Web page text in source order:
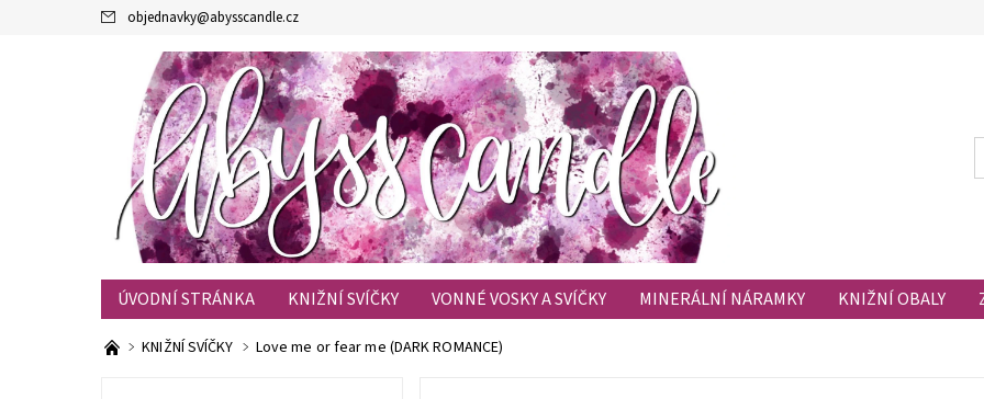
objednavky@abysscandle.cz
ÚVODNÍ STRÁNKA KNIŽNÍ SVÍČKY VONNÉ VOSKY A SVÍČKY MINERÁLNÍ NÁRAMKY KNIŽNÍ OBALY
KONTAKTY
OBCHODNÍ PODMÍNKY BLOG
KNIŽNÍ SVÍČKY Love me or fear me (DARK ROMANCE)